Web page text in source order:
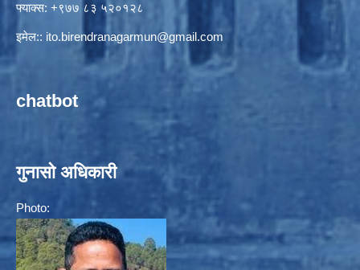
फ्याक्स: +९७७ ८३ ५२०१२८
इमेल:: ito.birendranagarmun@gmail.com
chatbot
गुनासो अधिकारी
Photo: